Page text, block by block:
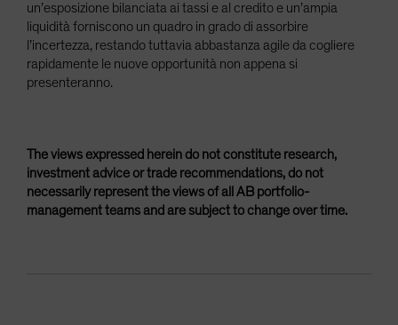
un’esposizione bilanciata ai tassi e al credito e un’ampia
liquidità forniscono un quadro in grado di assorbire
l’incertezza, restando tuttavia abbastanza agile da cogliere
rapidamente le nuove opportunità non appena si
presenteranno.
The views expressed herein do not constitute research,
investment advice or trade recommendations, do not
necessarily represent the views of all AB portfolio-
management teams and are subject to change over time.